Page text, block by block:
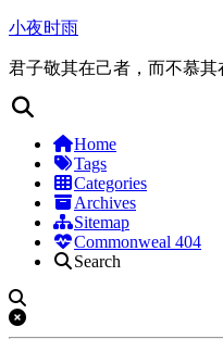
小夜时雨
君子敬其在己者，而不慕其
Home
Tags
Categories
Archives
Sitemap
Commonweal 404
Search